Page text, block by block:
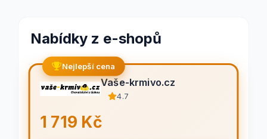
Nabídky z e-shopů
Nejlepší cena
Vaše-krmivo.cz
4.7
1 719 Kč